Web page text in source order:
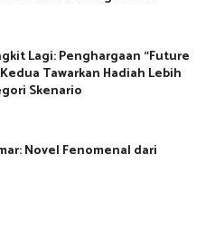
Lagi: Penghargaan “Future
Tawarkan Hadiah Lebih
Skenario
Novel Fenomenal dari